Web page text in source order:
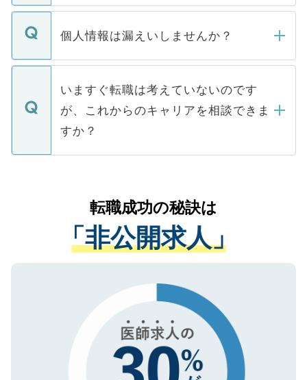
ません。
■応募殺到を避けるため 人気のある医療機
関を公にしてしまうと、応募が殺到する場
に、医療機関が求める条件に合った人材の
みを人材紹介会社に依頼するケースが増え
ています。
転職・入職を強要することは一切ありませ
ん。また、仮に応募先から内定をいただい
定を承諾する必要はありません。内定先へ
の辞退の連絡はキャリアパートナーが行い
個人情報は漏えいしませんか？
個人情報が漏えいすることはありませんの
で、ご安心ください。当サイトからの登録
などで収集したご登録者様の個人情報は、
ご本人のキャリアアップおよび転職活動の
支援を目的に使用いたします。お預かりし
ているすべての個人データはご本人の許可
は、個人情報の取り扱いについての厳密な
管理基準を満たした事業者のみに付与され
る、プライバシーマークを取得済みです。
で、機密保持に関してもご安心ください。
いますぐ転職は考えていないのです
が、これからのキャリアを相談できま
すか？
かがいして、現在の医療機関の状況や紹介
経験をまじえながら、適切なアドバイスを
させていただきます。すぐにご転職をされ
ない方には、長期的なサポートが可能です
ので、まずはご登録ください。
転職成功の秘訣は
「非公開求人」